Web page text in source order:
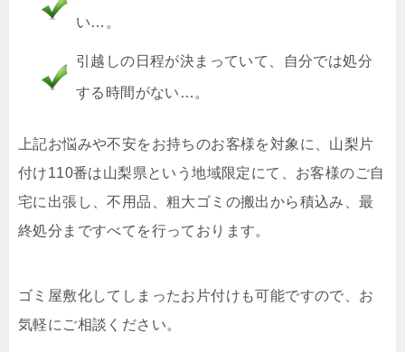
い…。
引越しの日程が決まっていて、自分では処分
する時間がない…。
上記お悩みや不安をお持ちのお客様を対象に、山梨片
付け110番は山梨県という地域限定にて、お客様のご自
宅に出張し、不用品、粗大ゴミの搬出から積込み、最
終処分まですべてを行っております。
ゴミ屋敷化してしまったお片付けも可能ですので、お
気軽にご相談ください。